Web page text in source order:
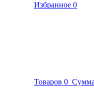
Избранное 0
Товаров 0 Сумма